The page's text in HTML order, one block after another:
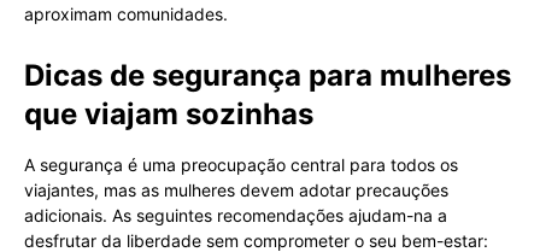
aproximam comunidades.
Dicas de segurança para mulheres
que viajam sozinhas
A segurança é uma preocupação central para todos os
viajantes, mas as mulheres devem adotar precauções
adicionais. As seguintes recomendações ajudam-na a
desfrutar da liberdade sem comprometer o seu bem-estar: